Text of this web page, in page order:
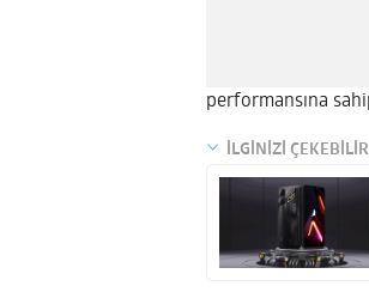
performansına
İLGİNİZİ ÇEKEBİLİR